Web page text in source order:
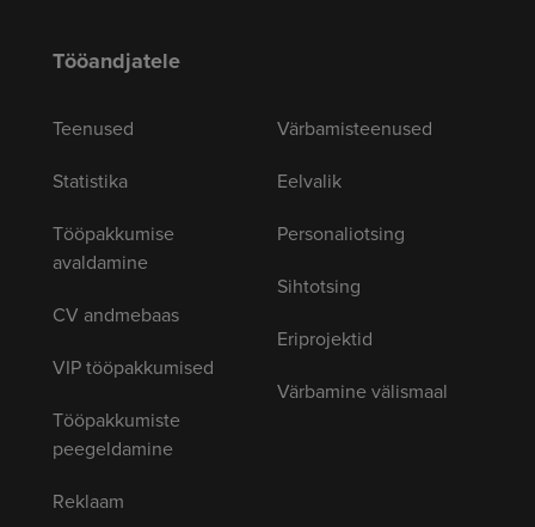
Tööandjatele
Teenused
Statistika
Tööpakkumise
avaldamine
CV andmebaas
VIP tööpakkumised
Tööpakkumiste
peegeldamine
Reklaam
Värbamisteenused
Eelvalik
Personaliotsing
Sihtotsing
Eriprojektid
Värbamine välismaal